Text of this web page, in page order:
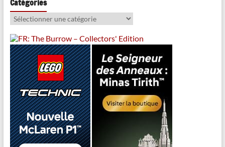
Catégories
Catégories